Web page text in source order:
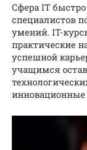
Сфера IT быстро
специалистов
умений. IT-
практические
успешной
учащимся